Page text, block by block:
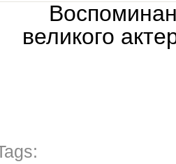
великого